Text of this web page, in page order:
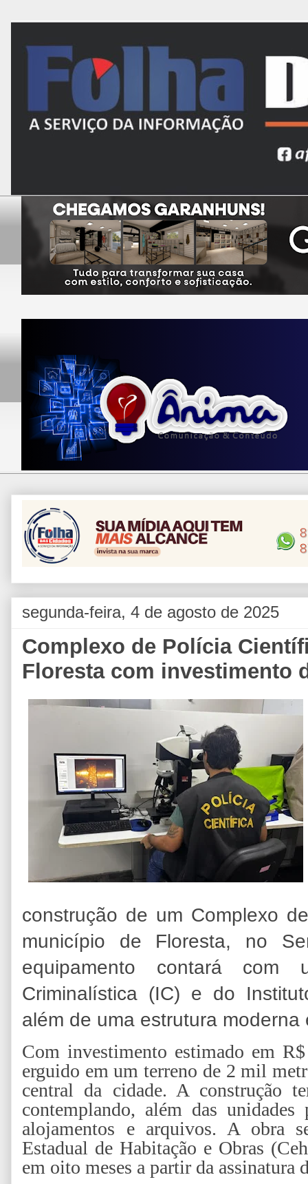
segunda-feira, 4 de agosto de 2025
Complexo de Polícia
Floresta com investimento
construção de um Complexo
município de Floresta, no
equipamento contará com
Criminalística (IC) e do
além de uma estrutura moderna
Com investimento estimado em
erguido em um terreno de 2 mil
central da cidade. A construção
contemplando, além das
alojamentos e arquivos. A obra
Estadual de Habitação e Obras
em oito meses a partir da assinatura